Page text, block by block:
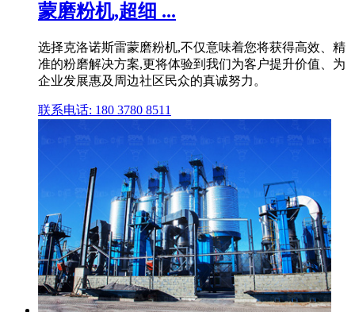
蒙磨粉机,超细 ...
选择克洛诺斯雷蒙磨粉机,不仅意味着您将获得高效、精
准的粉磨解决方案,更将体验到我们为客户提升价值、为
企业发展惠及周边社区民众的真诚努力。
联系电话: 180 3780 8511